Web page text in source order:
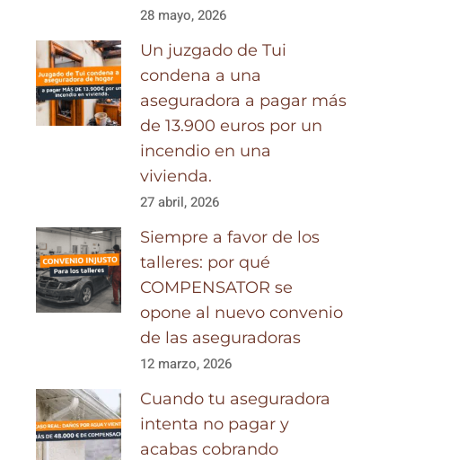
28 mayo, 2026
Un juzgado de Tui
condena a una
aseguradora a pagar más
de 13.900 euros por un
incendio en una
vivienda.
27 abril, 2026
Siempre a favor de los
talleres: por qué
COMPENSATOR se
opone al nuevo convenio
de las aseguradoras
12 marzo, 2026
Cuando tu aseguradora
intenta no pagar y
acabas cobrando